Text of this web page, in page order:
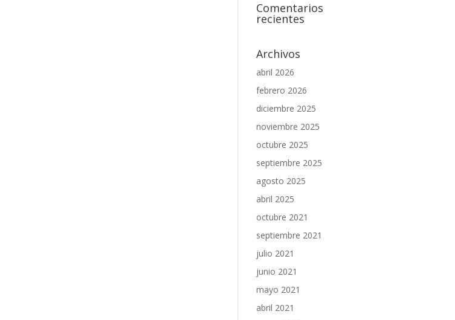
Comentarios
recientes
Archivos
abril 2026
febrero 2026
diciembre 2025
noviembre 2025
octubre 2025
septiembre 2025
agosto 2025
abril 2025
octubre 2021
septiembre 2021
julio 2021
junio 2021
mayo 2021
abril 2021